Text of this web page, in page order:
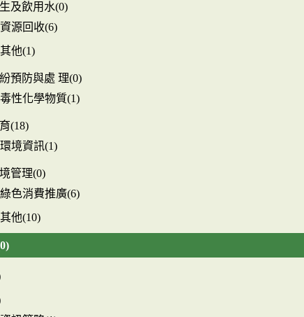
及飲用水(0)
資源回收(6)
其他(1)
預防與處 理(0)
毒性化學物質(1)
(18)
環境資訊(1)
管理(0)
綠色消費推廣(6)
其他(10)